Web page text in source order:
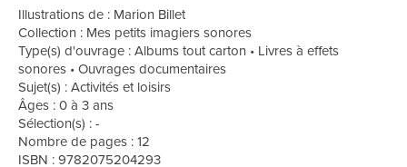
Illustrations de : Marion Billet
Collection : Mes petits imagiers sonores
Type(s) d'ouvrage : Albums tout carton • Livres à effets
sonores • Ouvrages documentaires
Sujet(s) : Activités et loisirs
Âges : 0 à 3 ans
Sélection(s) : -
Nombre de pages : 12
ISBN : 9782075204293